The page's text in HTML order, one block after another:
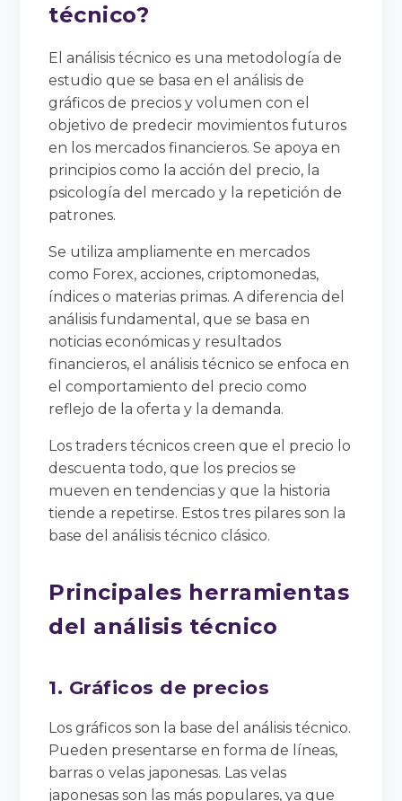
técnico?
El análisis técnico es una metodología de
estudio que se basa en el análisis de
gráficos de precios y volumen con el
objetivo de predecir movimientos futuros
en los mercados financieros. Se apoya en
principios como la acción del precio, la
psicología del mercado y la repetición de
patrones.
Se utiliza ampliamente en mercados
como Forex, acciones, criptomonedas,
índices o materias primas. A diferencia del
análisis fundamental, que se basa en
noticias económicas y resultados
financieros, el análisis técnico se enfoca en
el comportamiento del precio como
reflejo de la oferta y la demanda.
Los traders técnicos creen que el precio lo
descuenta todo, que los precios se
mueven en tendencias y que la historia
tiende a repetirse. Estos tres pilares son la
base del análisis técnico clásico.
Principales herramientas
del análisis técnico
1. Gráficos de precios
Los gráficos son la base del análisis técnico.
Pueden presentarse en forma de líneas,
barras o velas japonesas. Las velas
japonesas son las más populares, ya que